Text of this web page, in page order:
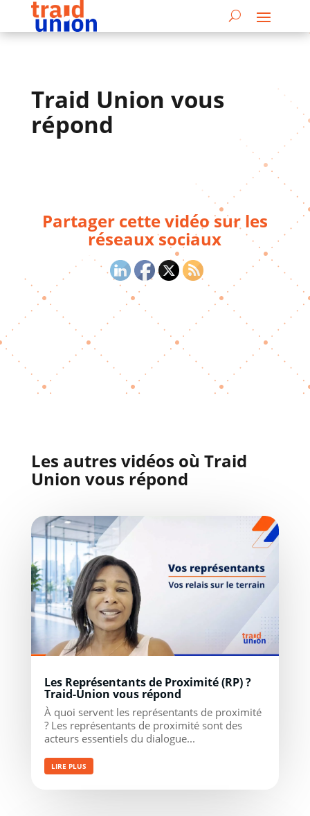
Traid Union vous
répond
Partager cette vidéo sur les
réseaux sociaux
Les autres vidéos où Traid
Union vous répond
Les Représentants de Proximité (RP) ?
Traid-Union vous répond
À quoi servent les représentants de proximité
? Les représentants de proximité sont des
acteurs essentiels du dialogue...
LIRE PLUS